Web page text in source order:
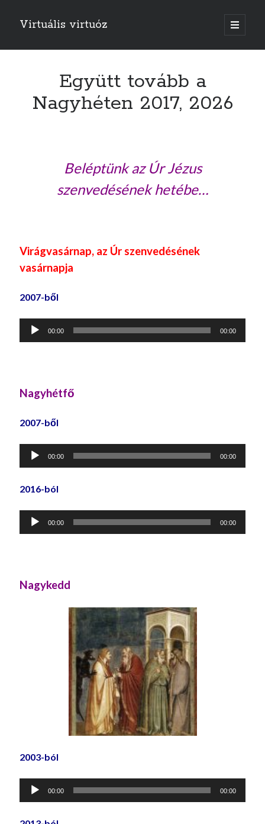
Virtuális virtuóz
o
p
n
a
r
Együtt tovább a
Nagyhéten 2017, 2026
Beléptünk az Úr Jézus
szenvedésének hetébe…
Virágvasárnap, az Úr szenvedésének
vasárnapja
2007-ből
Audió
00:00 00:00
Nagyhétfő
2007-ből
Audió
00:00 00:00
2016-ból
Audió
00:00 00:00
Nagykedd
2003-ból
Audió
00:00 00:00